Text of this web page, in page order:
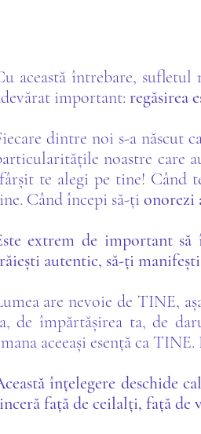
această întrebare, sufletul
important: regăsirea
dintre noi s-a născut
noastre care
te alegi pe tine! Când
Când începi să-ți onorezi
extrem de important
autentic, să-ți
are nevoie de TINE,
de împărtășirea ta, de
aceeași esență ca
înțelegere deschide
față de ceilalți, față de